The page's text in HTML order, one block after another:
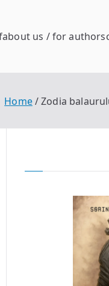
about us / for authors
Home Zodia